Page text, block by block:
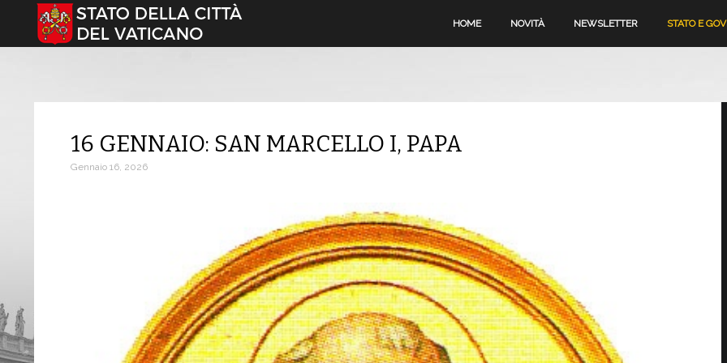
Seleziona la tua lingua HOME NOVITÀ NEWSLETTER STATO E
16 GENNAIO: SAN MARCELLO I, PAPA
Gennaio 16, 2026